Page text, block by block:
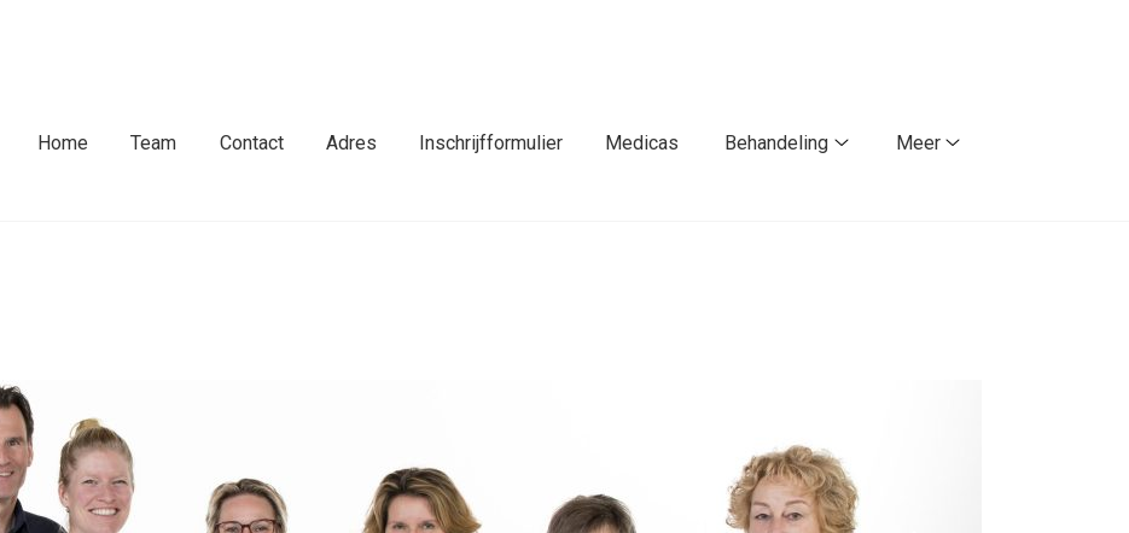
Hoofdmenu
Home Team Contact Adres Inschrijfformulier Medicas
Behandeling
Meer